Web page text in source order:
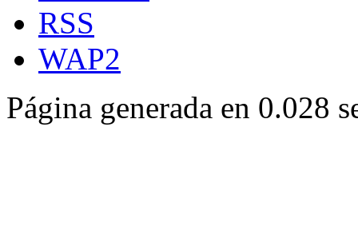
RSS
WAP2
Página generada en 0.028